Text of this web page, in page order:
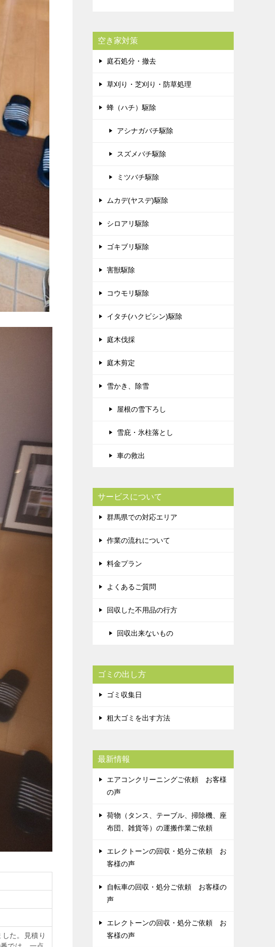
た。見積り
空き家対策
庭石処分・撤去
草刈り・芝刈り・防草処理
蜂（ハチ）駆除
アシナガバチ駆除
スズメバチ駆除
ミツバチ駆除
ムカデ(ヤスデ)駆除
シロアリ駆除
ゴキブリ駆除
害獣駆除
コウモリ駆除
イタチ(ハクビシン)駆除
庭木伐採
庭木剪定
雪かき、除雪
屋根の雪下ろし
雪庇・氷柱落とし
車の救出
サービスについて
群馬県での対応エリア
作業の流れについて
料金プラン
よくあるご質問
回収した不用品の行方
回収出来ないもの
ゴミの出し方
ゴミ収集日
粗大ゴミを出す方法
最新情報
エアコンクリーニングご依頼 お客様
の声
荷物（タンス、テーブル、掃除機、座
布団、雑貨等）の運搬作業ご依頼
エレクトーンの回収・処分ご依頼 お
客様の声
自転車の回収・処分ご依頼 お客様の
声
エレクトーンの回収・処分ご依頼 お
客様の声